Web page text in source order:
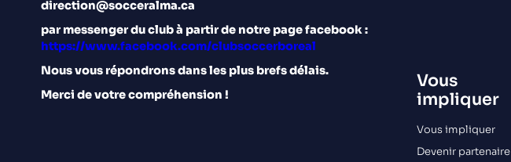
direction@socceralma.ca
par messenger du club à partir de notre page facebook :
https://www.facebook.com/clubsoccerboreal
Nousvous répondrons dans les plus brefs délais.
Merci de votre compréhension !
Vous
impliquer
Vous impliquer
Devenir partenaire